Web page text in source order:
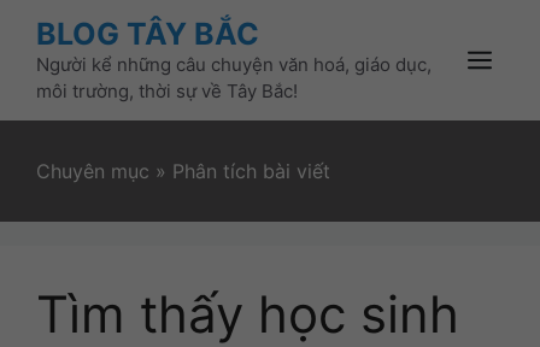
content
BLOG TÂY BẮC
Người kể những câu chuyện văn hoá, giáo dục,
môi trường, thời sự về Tây Bắc!
Menu
Chuyên mục » Phân tích bài viết
Tìm thấy học sinh